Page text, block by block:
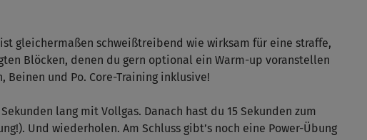
gleichermaßen schweißtreibend wie wirksam für eine straffe,
Blöcken, denen du gern optional ein Warm-up voranstellen
Beinen und Po. Core-Training inklusive!
lang mit Vollgas. Danach hast du 15 Sekunden zum
Und wiederholen. Am Schluss gibt’s noch eine Power-Übung